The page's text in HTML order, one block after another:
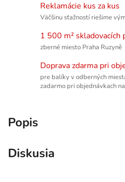
Reklamácie kus za kus
Väčšinu sťažností riešime
1 500 m² skladovacích
zberné miesto Praha Ruzyně
Doprava zdarma pri
pre balíky v odberných
zadarmo pri objednávkach
Popis
Diskusia